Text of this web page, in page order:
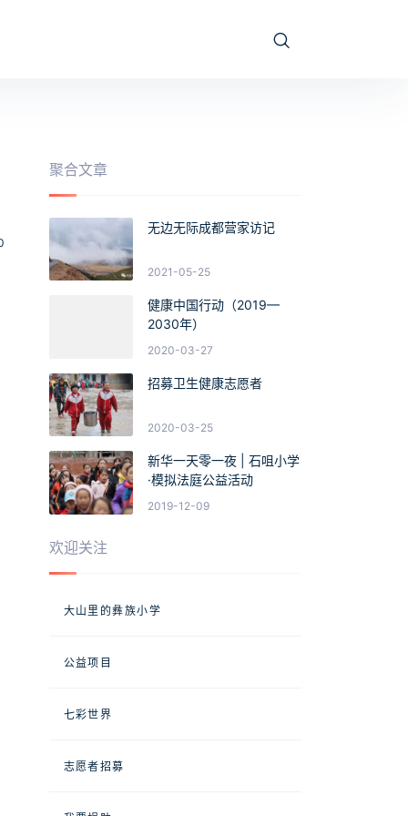
聚合文章
无边无际成都营家访记
2021-05-25
健康中国行动（2019—
2030年）
2020-03-27
招募卫生健康志愿者
2020-03-25
新华一天零一夜 | 石咀小学
·模拟法庭公益活动
2019-12-09
欢迎关注
大山里的彝族小学
公益项目
七彩世界
志愿者招募